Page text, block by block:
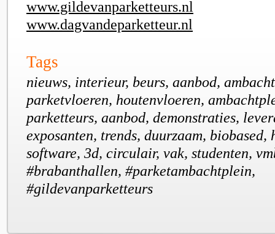
www.gildevanparketteurs.nl
www.dagvandeparketteur.nl
Tags
nieuws, interieur, beurs, aanbod,
parketvloeren, houtenvloeren,
parketteurs, aanbod, demonstraties,
exposanten, trends, duurzaam, biobased,
software, 3d, circulair, vak, studenten,
#brabanthallen, #parketambachtplein,
#gildevanparketteurs